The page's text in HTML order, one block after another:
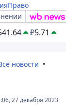
Право
₽5.71
новости
27 декабря 2023